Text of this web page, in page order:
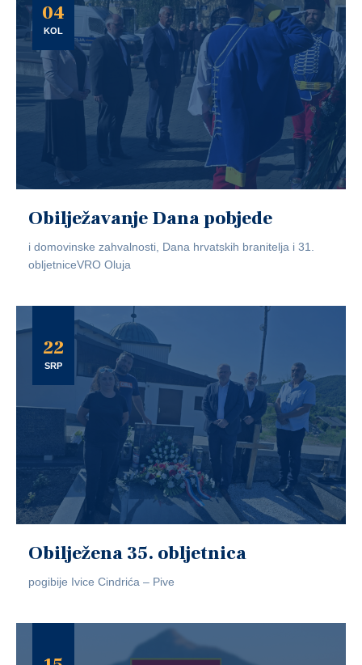
04
KOL
Obilježavanje Dana pobjede
i domovinske zahvalnosti, Dana hrvatskih branitelja i 31.
obljetniceVRO Oluja
22
SRP
Obilježena 35. obljetnica
pogibije Ivice Cindrića – Pive